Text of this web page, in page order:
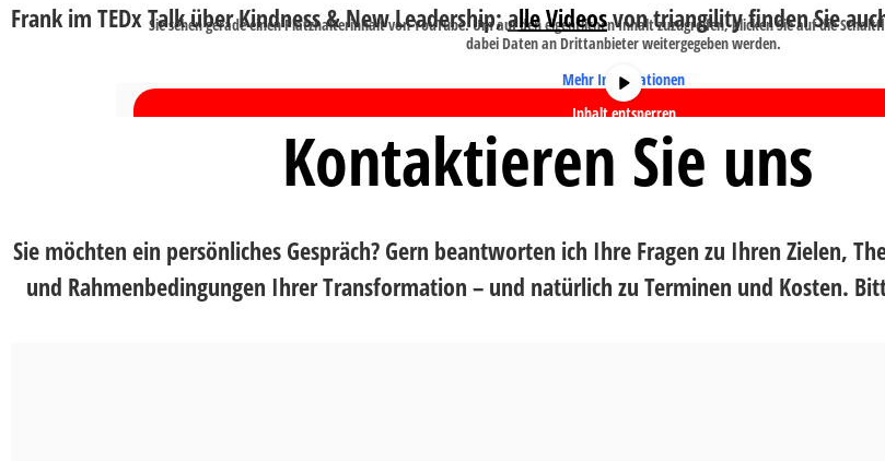
Sie sehen gerade einen Platzhalterinhalt vonYouTube. Um auf den eigentlichen Inhalt zuzugreifen, klicken Sie auf die
dabei Daten an Drittanbieter weitergegeben werden.
Mehr Informationen
Inhalt entsperren
Erforderlichen Service akzeptieren und Inhalte entsperren
Frank im TEDx Talk über Kindness & New Leadership;alle Videosvon triangility finden Sie
Kontaktieren Sie uns
Sie möchten ein persönliches Gespräch? Gern beantworten ich Ihre Fragen zu Ihren Zielen,
und Rahmenbedingungen Ihrer Transformation – und natürlich zu Terminen und Kosten.